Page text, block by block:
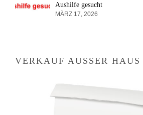
Aushilfe gesucht
MÄRZ 17, 2026
VERKAUF AUSSER HAUS